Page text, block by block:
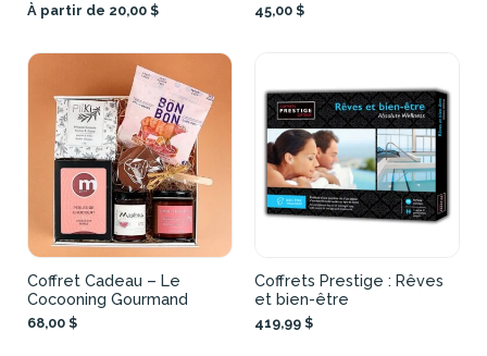
À partir de 20,00 $ 45,00 $
Coffret Cadeau – Le
Cocooning Gourmand
68,00 $
Coffrets Prestige : Rêves
et bien-être
419,99 $